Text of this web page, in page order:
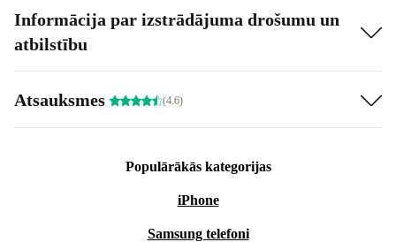
Informācija par izstrādājuma drošumu un
atbilstību
Atsauksmes (4.6)
Populārākās kategorijas
iPhone
Samsung telefoni